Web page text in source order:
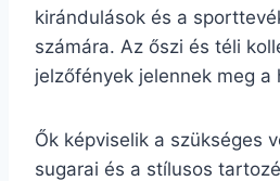
kirándulások és a
számára. Az őszi és téli
jelzőfények jelennek meg a
Ők képviselik a szükséges
sugarai és a stílusos